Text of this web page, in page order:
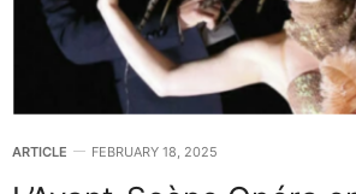
ARTICLE FEBRUARY 18, 2025